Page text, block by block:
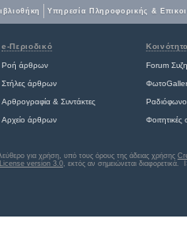
Yπηρεσία Πληροφορικής &
e-Περιοδικό
Ροή άρθρων Forum
Στήλες άρθρων
Αρθρογραφία & Συντάκτες Ραδιόφωνο
Αρχείο άρθρων
για χρήση, υπό τους όρους της άδειας χρήσης
version 3.0, εκτός αν σημειώνεται διαφορετικά.